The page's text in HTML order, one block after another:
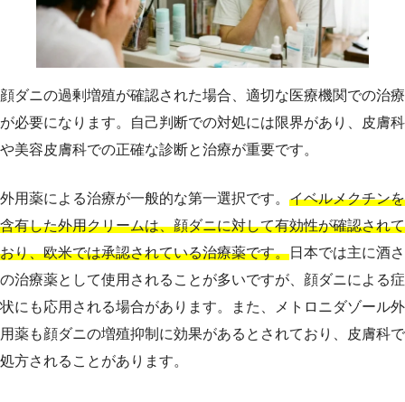
顔ダニの過剰増殖が確認された場合、適切な医療機関での治療
が必要になります。自己判断での対処には限界があり、皮膚科
や美容皮膚科での正確な診断と治療が重要です。
外用薬による治療が一般的な第一選択です。 イベルメクチンを
含有した外用クリームは、顔ダニに対して有効性が確認されて
おり、欧米では承認されている治療薬です。日本では主に酒さ
の治療薬として使用されることが多いですが、顔ダニによる症
状にも応用される場合があります。また、メトロニダゾール外
用薬も顔ダニの増殖抑制に効果があるとされており、皮膚科で
処方されることがあります。